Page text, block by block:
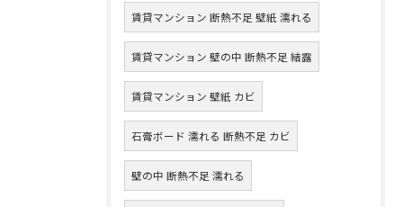
賃貸マンション 断熱不足 壁紙 濡れる
賃貸マンション 壁の中 断熱不足 結露
賃貸マンション 壁紙 カビ
石膏ボード 濡れる 断熱不足 カビ
壁の中 断熱不足 濡れる